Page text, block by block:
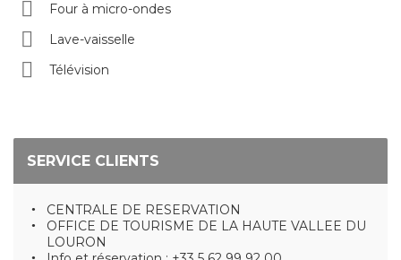
Four à micro-ondes
Lave-vaisselle
Télévision
SERVICE CLIENTS
CENTRALE DE RESERVATION
OFFICE DE TOURISME DE LA HAUTE VALLEE DU
LOURON